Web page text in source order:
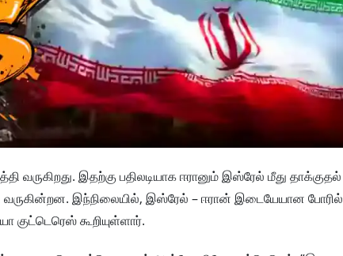
இதற்கு பதிலடியாக ஈரானும் இஸ்ரேல் மீது தாக்குதல்
வருகின்றன. இந்நிலையில், இஸ்ரேல் – ஈரான் இடையேயான போரில்
கூறியுள்ளார்.